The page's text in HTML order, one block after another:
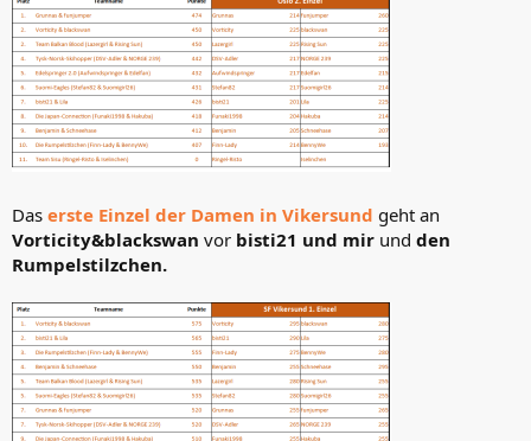
Das erste Einzel der Damen in Vikersund geht an
Vorticity&blackswan vor bisti21 und mir und den
Rumpelstilzchen.